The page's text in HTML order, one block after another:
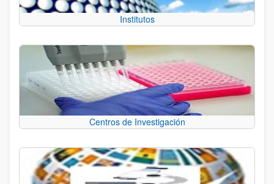
Institutos
Centros de Investigación